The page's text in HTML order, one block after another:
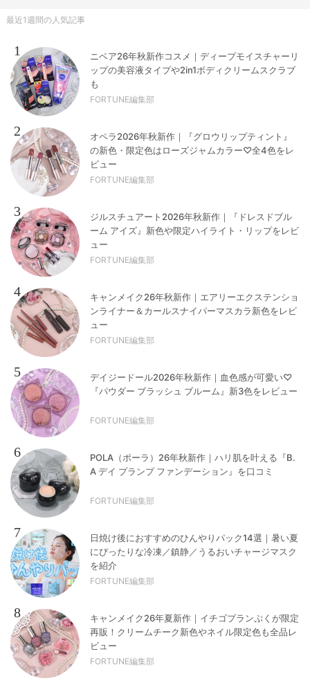
最近1週間の人気記事
1
ニベア26年秋新作コスメ｜ディープモイスチャーリ
ップの美容液タイプや2in1ボディクリームスクラブ
も
FORTUNE編集部
2
オペラ2026年秋新作｜『グロウリップティント』
の新色・限定色はローズジャムカラー♡全4色をレ
ビュー
FORTUNE編集部
3
ジルスチュアート2026年秋新作｜『ドレスドブル
ーム アイズ』新色や限定ハイライト・リップをレビ
ュー
FORTUNE編集部
4
キャンメイク26年秋新作｜エアリーエクステンショ
ンライナー＆カールスナイパーマスカラ新色をレビ
ュー
FORTUNE編集部
5
デイジードール2026年秋新作｜血色感が可愛い♡
『パウダー ブラッシュ ブルーム』新3色をレビュー
FORTUNE編集部
6
POLA（ポーラ）26年秋新作｜ハリ肌を叶える『B.
A デイ プランプ ファンデーション』を口コミ
FORTUNE編集部
7
日焼け後におすすめのひんやりパック14選｜暑い夏
にぴったりな冷凍／鎮静／うるおいチャージマスク
を紹介
FORTUNE編集部
8
キャンメイク26年夏新作｜イチゴプランぷくが限定
再販！クリームチーク新色やネイル限定色も全品レ
ビュー
FORTUNE編集部